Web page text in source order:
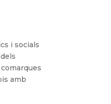
i socials
amb